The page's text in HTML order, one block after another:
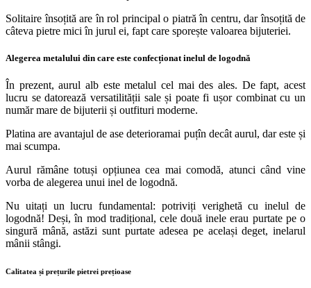
Solitaire însoțită are în rol principal o piatră în centru, dar însoțită de
câteva pietre mici în jurul ei, fapt care sporește valoarea bijuteriei.
Alegerea metalului din care este confecționat inelul de logodnă
În prezent, aurul alb este metalul cel mai des ales. De fapt, acest
lucru se datorează versatilității sale și poate fi ușor combinat cu un
număr mare de bijuterii și outfituri moderne.
Platina are avantajul de ase deterioramai puțîn decât aurul, dar este și
mai scumpa.
Aurul rămâne totuși opțiunea cea mai comodă, atunci când vine
vorba de alegerea unui inel de logodnă.
Nu uitați un lucru fundamental: potriviți verighetă cu inelul de
logodnă! Deși, în mod tradițional, cele două inele erau purtate pe o
singură mână, astăzi sunt purtate adesea pe același deget, inelarul
mânii stângi.
Calitatea și prețurile pietrei prețioase